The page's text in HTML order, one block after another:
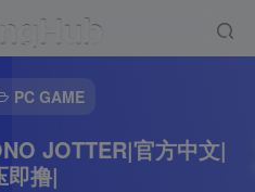
PC GAME
JOTTER|官方中文|
即撸|